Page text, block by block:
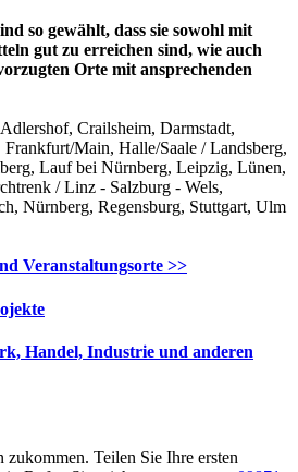
so gewählt, dass sie sowohl mit
gut zu erreichen sind, wie auch
Orte mit ansprechenden
Crailsheim, Darmstadt,
Main, Halle/Saale / Landsberg,
Lauf bei Nürnberg, Leipzig, Lünen,
/ Linz - Salzburg - Wels,
Nürnberg, Regensburg, Stuttgart, Ulm
Veranstaltungsorte >>
Handel, Industrie und anderen
zukommen. Teilen Sie Ihre ersten